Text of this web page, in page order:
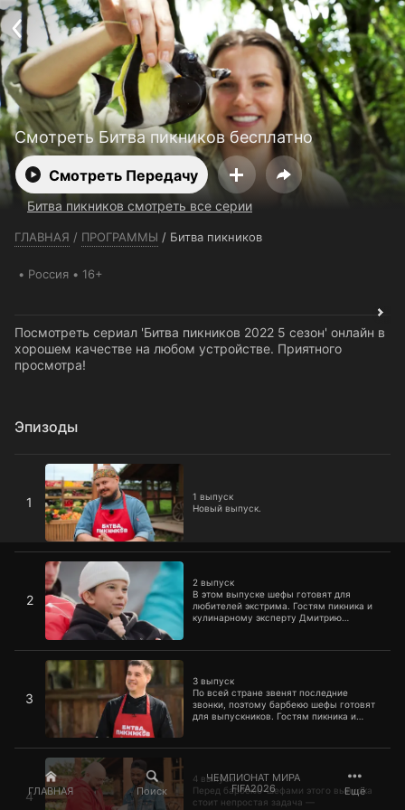
ГЛАВНАЯ Поиск
ЧЕМПИОНАТ МИРА
FIFA2026
Ещё
Смотреть Битва пикников бесплатно
Смотреть Передачу
Битва пикников смотреть все серии
ГЛАВНАЯ / ПРОГРАММЫ / Битва пикников
Россия 16+
Посмотреть сериал 'Битва пикников 2022 5 сезон' онлайн в
хорошем качестве на любом устройстве. Приятного
просмотра!
Эпизоды
1
1 выпуск
Новый выпуск.
1 выпуск
2
2 выпуск
В этом выпуске шефы готовят для
любителей экстрима. Гостям пикника и
кулинарному эксперту Дмитрию
блюда.
2 выпуск
3
3 выпуск
По всей стране звенят последние
звонки, поэтому барбекю шефы готовят
для выпускников. Гостям пикника и
по два блюда и выбрать победителя.
3 выпуск
4
4 выпуск
Перед барбекю-шефами этого выпуска
стоит непростая задача —
4 выпуск
Телефон поддержки: +7 (727) 323 10 92
Пользовательское соглашение
Политика конфиденциальности
Открыть приложение
Ввести промокод